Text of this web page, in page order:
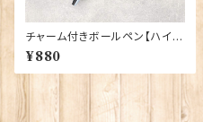
チャーム付きボールペン【ハイラ
ンド・カウ】Euro Stick 90394
¥880